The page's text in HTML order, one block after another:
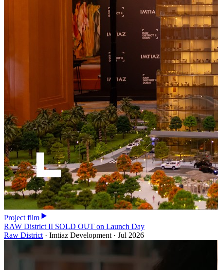
Project film
RAW District II SOLD OUT on Launch Day
Raw District · Imtiaz Development · Jul 2026